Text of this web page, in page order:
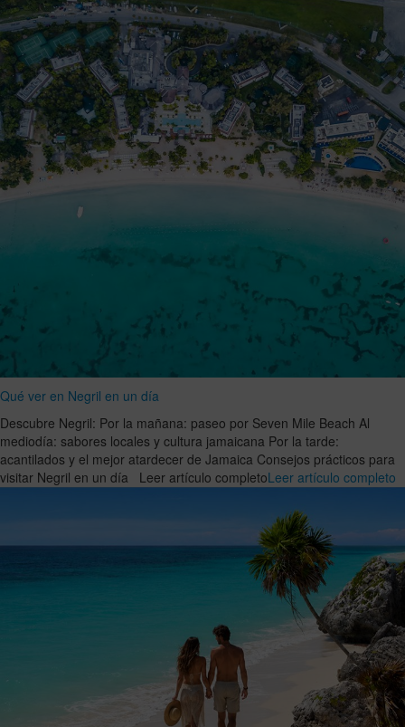
Qué ver en Negril en un día
Descubre Negril: Por la mañana: paseo por Seven Mile Beach Al
mediodía: sabores locales y cultura jamaicana Por la tarde:
acantilados y el mejor atardecer de Jamaica Consejos prácticos para
visitar Negril en un día Leer artículo completoLeer artículo completo